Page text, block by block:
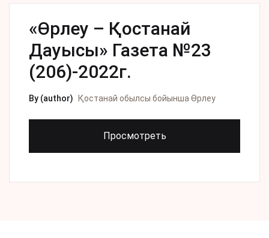
«Өрлеу – Қостанай
Дауысы» Газета №23
(206)-2022г.
By (author) Қостанай обылсы бойынша Өрлеу
Просмотреть